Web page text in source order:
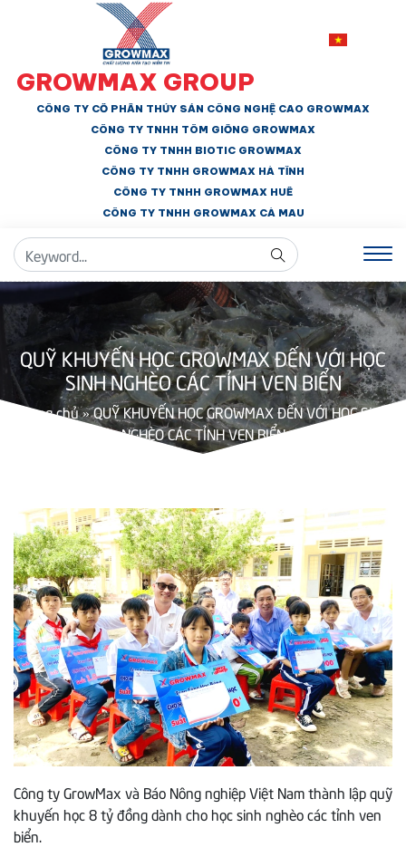
GROWMAX GROUP
CÔNG TY CỔ PHẦN THỦY SẢN CÔNG NGHỆ CAO GROWMAX
CÔNG TY TNHH TÔM GIỐNG GROWMAX
CÔNG TY TNHH BIOTIC GROWMAX
CÔNG TY TNHH GROWMAX HÀ TĨNH
CÔNG TY TNHH GROWMAX HUẾ
CÔNG TY TNHH GROWMAX CÀ MAU
QUỸ KHUYẾN HỌC GROWMAX ĐẾN VỚI HỌC
SINH NGHÈO CÁC TỈNH VEN BIỂN
Trang chủ»QUỸ KHUYẾN HỌC GROWMAX ĐẾN VỚI HỌC SINH
NGHÈO CÁC TỈNH VEN BIỂN
Công ty GrowMax và Báo Nông nghiệp Việt Nam thành lập quỹ
khuyến học 8 tỷ đồng dành cho học sinh nghèo các tỉnh ven
biển.